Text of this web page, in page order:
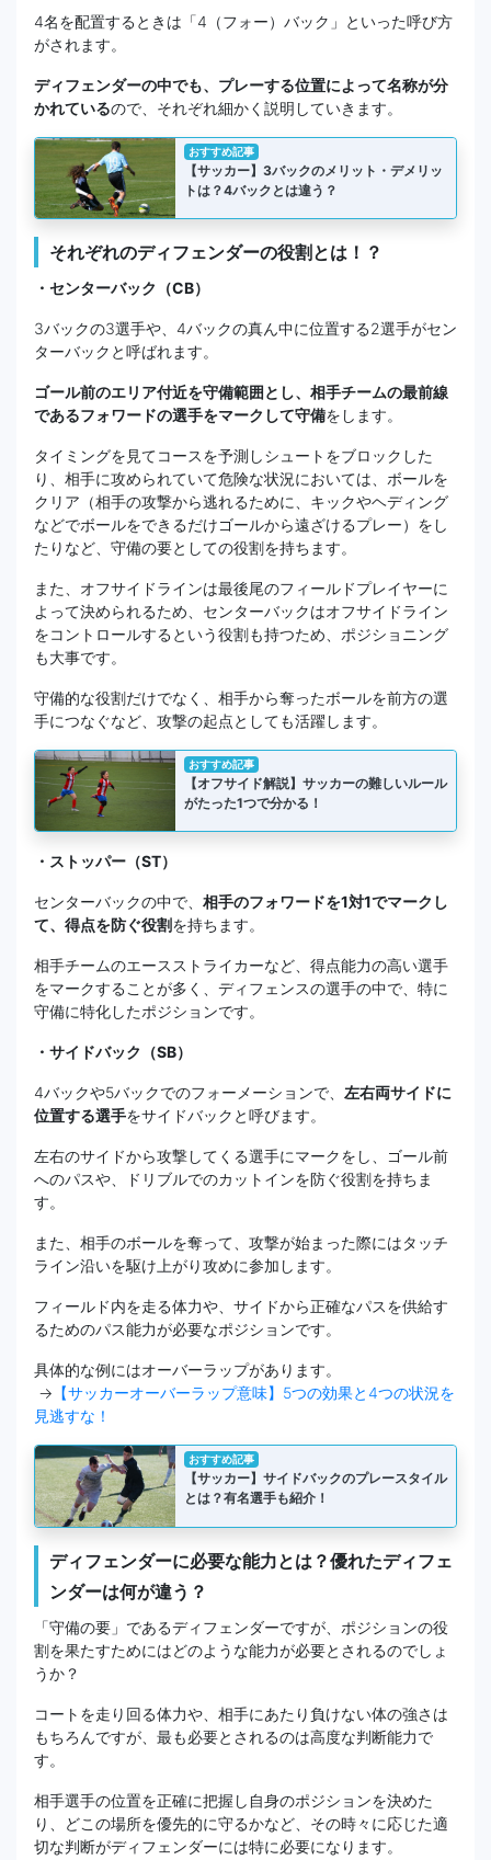
4名を配置するときは「4（フォー）バック」といった呼び方
がされます。
ディフェンダーの中でも、プレーする位置によって名称が分
かれているので、それぞれ細かく説明していきます。
おすすめ記事
【サッカー】3バックのメリット・デメリッ
トは？4バックとは違う？
それぞれのディフェンダーの役割とは！？
・センターバック（CB）
3バックの3選手や、4バックの真ん中に位置する2選手がセン
ターバックと呼ばれます。
ゴール前のエリア付近を守備範囲とし、相手チームの最前線
であるフォワードの選手をマークして守備をします。
タイミングを見てコースを予測しシュートをブロックした
り、相手に攻められていて危険な状況においては、ボールを
クリア（相手の攻撃から逃れるために、キックやヘディング
などでボールをできるだけゴールから遠ざけるプレー）をし
たりなど、守備の要としての役割を持ちます。
また、オフサイドラインは最後尾のフィールドプレイヤーに
よって決められるため、センターバックはオフサイドライン
をコントロールするという役割も持つため、ポジショニング
も大事です。
守備的な役割だけでなく、相手から奪ったボールを前方の選
手につなぐなど、攻撃の起点としても活躍します。
おすすめ記事
【オフサイド解説】サッカーの難しいルール
がたった1つで分かる！
・ストッパー（ST）
センターバックの中で、 相手のフォワードを1対1でマークし
て、得点を防ぐ役割を持ちます。
相手チームのエースストライカーなど、得点能力の高い選手
をマークすることが多く、ディフェンスの選手の中で、特に
守備に特化したポジションです。
・サイドバック（SB）
4バックや5バックでのフォーメーションで、 左右両サイドに
位置する選手をサイドバックと呼びます。
左右のサイドから攻撃してくる選手にマークをし、ゴール前
へのパスや、ドリブルでのカットインを防ぐ役割を持ちま
す。
また、相手のボールを奪って、攻撃が始まった際にはタッチ
ライン沿いを駆け上がり攻めに参加します。
フィールド内を走る体力や、サイドから正確なパスを供給す
るためのパス能力が必要なポジションです。
具体的な例にはオーバーラップがあります。
→ 【サッカーオーバーラップ意味】5つの効果と4つの状況を
見逃すな！
おすすめ記事
【サッカー】サイドバックのプレースタイル
とは？有名選手も紹介！
ディフェンダーに必要な能力とは？優れたディフェ
ンダーは何が違う？
「守備の要」であるディフェンダーですが、ポジションの役
割を果たすためにはどのような能力が必要とされるのでしょ
うか？
コートを走り回る体力や、相手にあたり負けない体の強さは
もちろんですが、最も必要とされるのは高度な判断能力で
す。
相手選手の位置を正確に把握し自身のポジションを決めた
り、どこの場所を優先的に守るかなど、その時々に応じた適
切な判断がディフェンダーには特に必要になります。